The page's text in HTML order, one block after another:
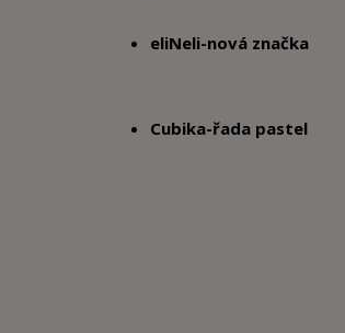
eliNeli-nová značka
Cubika-řada pastel